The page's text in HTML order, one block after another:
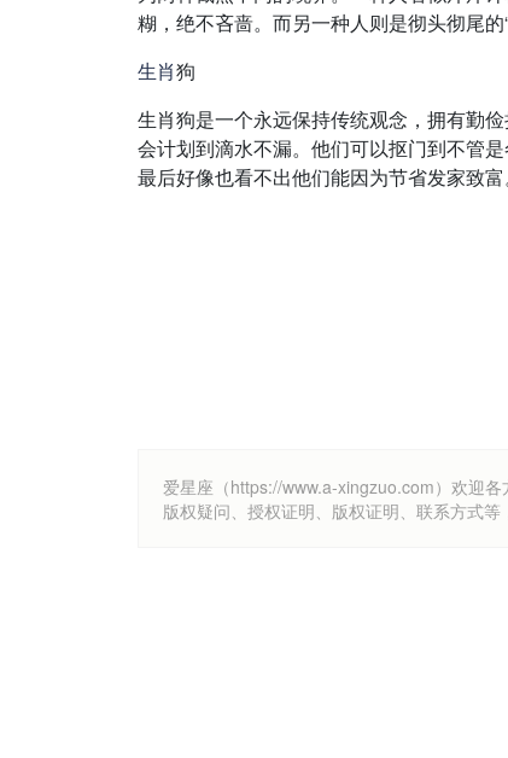
糊，绝不吝啬。而另一种人则是彻头彻尾
生肖狗
生肖狗是一个永远保持传统观念，拥有勤
会计划到滴水不漏。他们可以抠门到不管
最后好像也看不出他们能因为节省发家致富
爱星座（https://www.a-xingzuo.com）欢迎
版权疑问、授权证明、版权证明、联系方式